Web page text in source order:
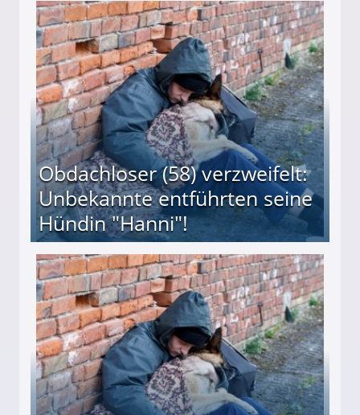
Mutter freigesprochen!
Obdachloser (58) verzweifelt:
Unbekannte entführten seine
Hündin "Hanni"!
entführten seine Hündin "Hanni"!